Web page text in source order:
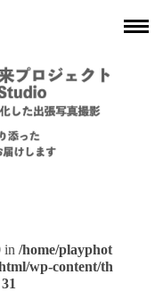
in /home/playphot
wp-content/th
31